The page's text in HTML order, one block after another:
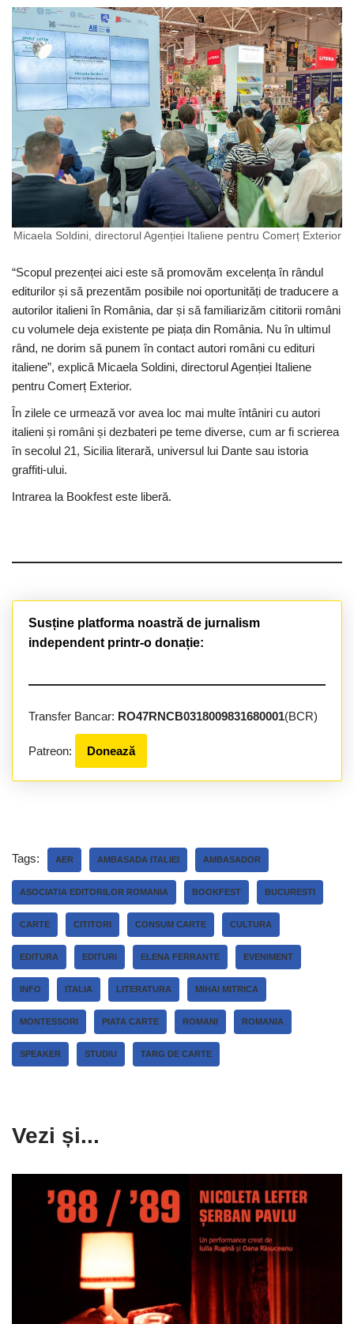
Micaela Soldini, directorul Agenției Italiene pentru Comerț Exterior
“Scopul prezenței aici este să promovăm excelența în rândul
editurilor și să prezentăm posibile noi oportunități de traducere a
autorilor italieni în România, dar și să familiarizăm cititorii români
cu volumele deja existente pe piața din România. Nu în ultimul
rând, ne dorim să punem în contact autori români cu edituri
italiene”, explică Micaela Soldini, directorul Agenției Italiene
pentru Comerț Exterior.
În zilele ce urmează vor avea loc mai multe întâniri cu autori
italieni și români și dezbateri pe teme diverse, cum ar fi scrierea
în secolul 21, Sicilia literară, universul lui Dante sau istoria
graffiti-ului.
Intrarea la Bookfest este liberă.
Susține platforma noastră de jurnalism
independent printr-o donație:
Transfer Bancar: RO47RNCB0318009831680001(BCR)
Patreon: Donează
Tags: AER AMBASADA ITALIEI AMBASADOR
ASOCIATIA EDITORILOR ROMANIA BOOKFEST BUCURESTI
CARTE CITITORI CONSUM CARTE CULTURA
EDITURA EDITURI ELENA FERRANTE EVENIMENT
INFO ITALIA LITERATURA MIHAI MITRICA
MONTESSORI PIATA CARTE ROMANI ROMANIA
SPEAKER STUDIU TARG DE CARTE
Vezi și...